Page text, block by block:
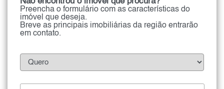
Preencha o formulário com as características do
imóvel que deseja.
Breve as principais imobiliárias da região entrarão
em contato.